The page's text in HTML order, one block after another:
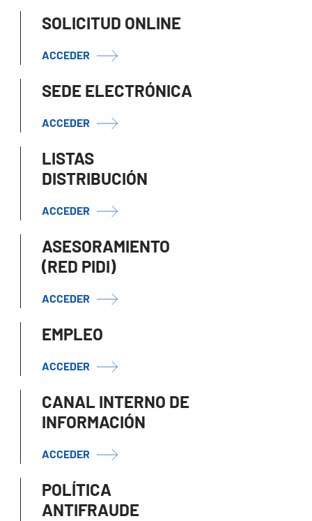
SOLICITUD ONLINE
ACCEDER
SEDE ELECTRÓNICA
ACCEDER
LISTAS
DISTRIBUCIÓN
ACCEDER
ASESORAMIENTO
(RED PIDI)
ACCEDER
EMPLEO
ACCEDER
CANAL INTERNO DE
INFORMACIÓN
ACCEDER
POLÍTICA
ANTIFRAUDE